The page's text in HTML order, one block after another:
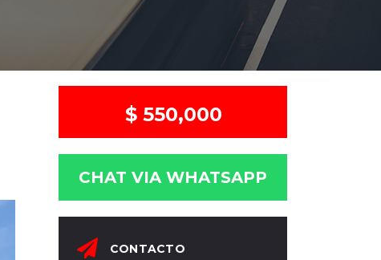
$ 550,000
CHAT VIA WHATSAPP
CONTACTO